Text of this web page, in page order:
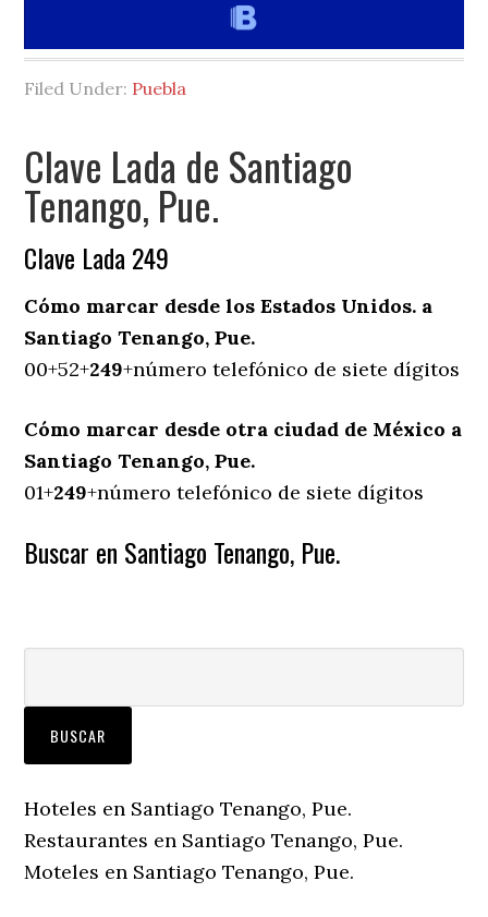
Filed Under: Puebla
Clave Lada de Santiago
Tenango, Pue.
Clave Lada 249
Cómo marcar desde los Estados Unidos. a
Santiago Tenango, Pue.
00+52+249+número telefónico de siete dígitos
Cómo marcar desde otra ciudad de México a
Santiago Tenango, Pue.
01+249+número telefónico de siete dígitos
Buscar en Santiago Tenango, Pue.
Hoteles en Santiago Tenango, Pue.
Restaurantes en Santiago Tenango, Pue.
Moteles en Santiago Tenango, Pue.